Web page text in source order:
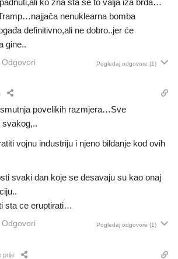
ko zna šta se to valja iza brda…
nenuklearna bomba
definitivno,ali ne dobro..jer će
gine..
Odgovori Pogledaj odgovore (1)
povelikih razmjera…Sve
svakog,..
vojnu industriju i njeno bildanje kod ovih
svaki dan koje se desavaju su kao onaj
sta ce eruptirati…
Odgovori Pogledaj odgovore (1)
prije